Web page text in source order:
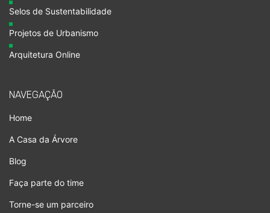
Selos de Sustentabilidade
Projetos de Urbanismo
Arquitetura Online
NAVEGAÇÃO
Home
A Casa da Árvore
Blog
Faça parte do time
Torne-se um parceiro